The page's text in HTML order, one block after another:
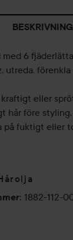
BESKRIVNING
med 6
utreda,
kraftigt eller
hår före styling.
på fuktigt eller
: 1882-112-